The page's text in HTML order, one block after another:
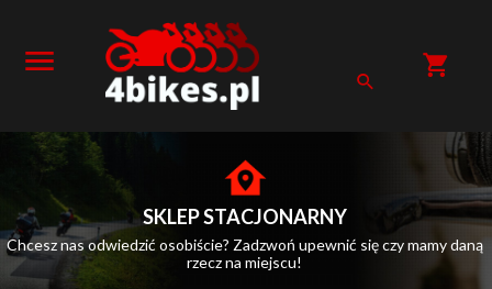
SKLEP STACJONARNY
Chcesz nas odwiedzić osobiście? Zadzwoń upewnić się czy mamy daną
rzecz na miejscu!